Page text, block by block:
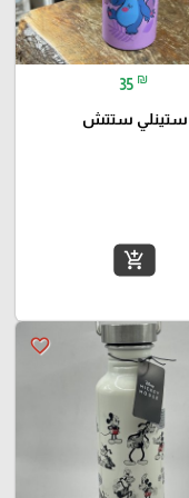
35 ₪
ستينلي ستتش
add_shopping_cart
favorite_border